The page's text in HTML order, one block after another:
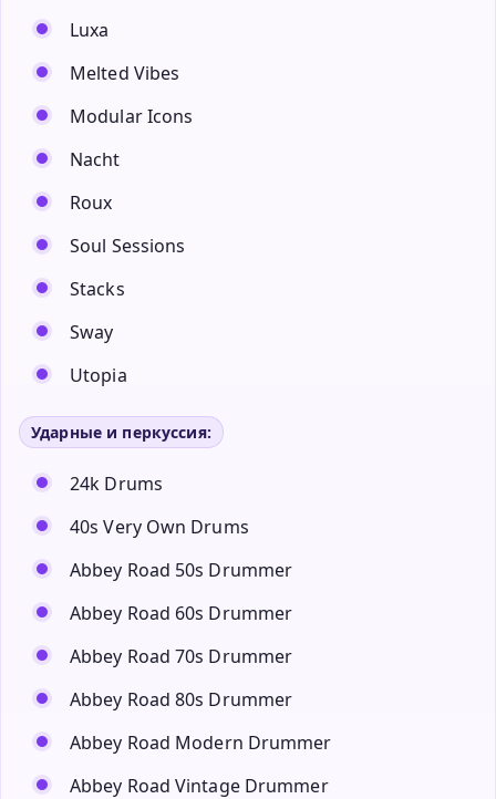
Luxa
Melted Vibes
Modular Icons
Nacht
Roux
Soul Sessions
Stacks
Sway
Utopia
Ударные и перкуссия:
24k Drums
40s Very Own Drums
Abbey Road 50s Drummer
Abbey Road 60s Drummer
Abbey Road 70s Drummer
Abbey Road 80s Drummer
Abbey Road Modern Drummer
Abbey Road Vintage Drummer